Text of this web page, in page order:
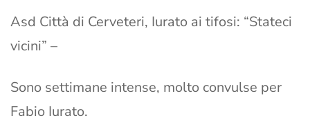
Asd Città di Cerveteri, Iurato ai tifosi: “Stateci
vicini” –
Sono settimane intense, molto convulse per
Fabio Iurato.